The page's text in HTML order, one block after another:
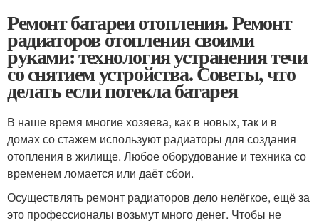
Ремонт батареи отопления. Ремонт
радиаторов отопления своими
руками: технология устранения течи
со снятием устройства. Советы, что
делать если потекла батарея
В наше время многие хозяева, как в новых, так и в
домах со стажем используют радиаторы для создания
отопления в жилище. Любое оборудование и техника со
временем ломается или даёт сбои.
Осуществлять ремонт радиаторов дело нелёгкое, ещё за
это профессионалы возьмут много денег. Чтобы не